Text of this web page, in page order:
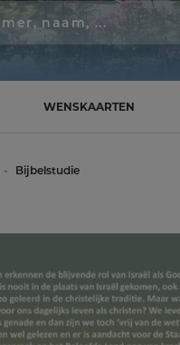
WENSKAARTEN
Bijbelstudie